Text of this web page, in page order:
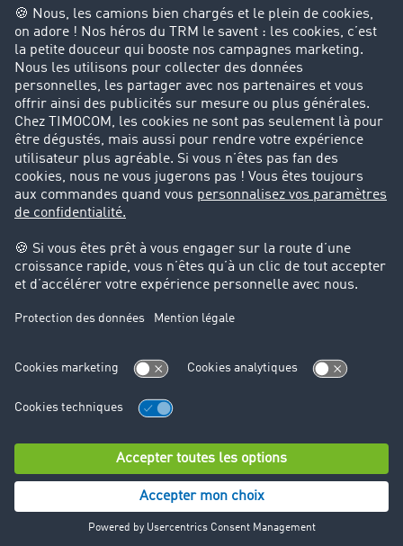
Entreprise
Parrainage clients
Success Stories
Cadre légal
Mentions légales
Protection des données
Cookie-Einstellungen
Support
© TIMOCOM GmbH 2024. Tous droits réservés